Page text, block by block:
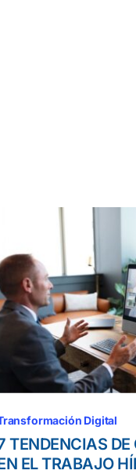
Digital
TENDENCIAS
EL TRABAJO